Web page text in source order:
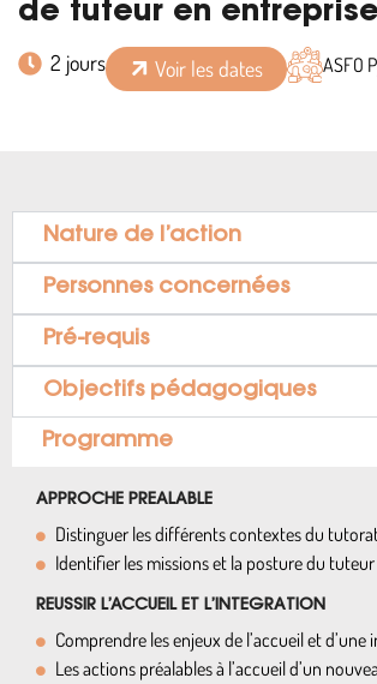
de tuteur en entreprise
2 jours Voir les dates ASFO
Nature de l’action
Personnes concernées
Pré-requis
Objectifs pédagogiques
Programme
APPROCHE PREALABLE
Distinguer les différents contextes du
Identifier les missions et la posture du tuteur
REUSSIR L’ACCUEIL ET L’INTEGRATION
Comprendre les enjeux de l’accueil et
Les actions préalables à l’accueil d’un